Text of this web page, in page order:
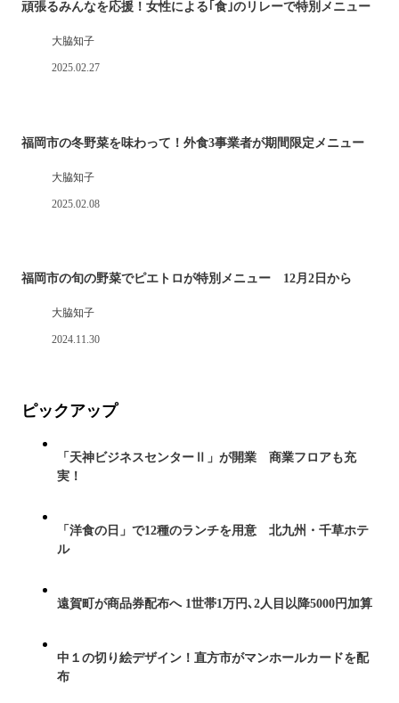
頑張るみんなを応援！女性による｢食｣のリレーで特別メニュー
大脇知子
2025.02.27
福岡市の冬野菜を味わって！外食3事業者が期間限定メニュー
大脇知子
2025.02.08
福岡市の旬の野菜でピエトロが特別メニュー 12月2日から
大脇知子
2024.11.30
ピックアップ
「天神ビジネスセンターⅡ」が開業 商業フロアも充
実！
「洋食の日」で12種のランチを用意 北九州・千草ホテ
ル
遠賀町が商品券配布へ 1世帯1万円､2人目以降5000円加算
中１の切り絵デザイン！直方市がマンホールカードを配
布